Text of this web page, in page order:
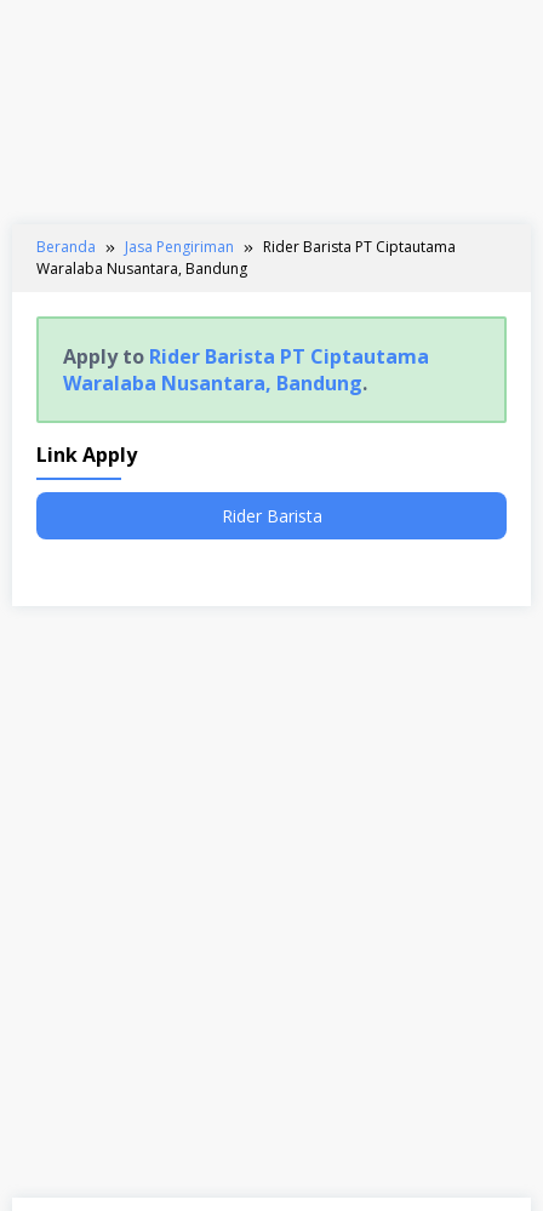
Beranda Jasa Pengiriman
Rider Barista PT Ciptautama
Waralaba Nusantara, Bandung
Apply to Rider Barista PT Ciptautama
Waralaba Nusantara, Bandung.
Link Apply
Rider Barista